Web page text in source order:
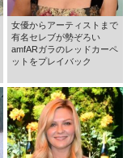
女優からアーティストまで
有名セレブが勢ぞろい
amfARガラのレッドカーペ
ットをプレイバック